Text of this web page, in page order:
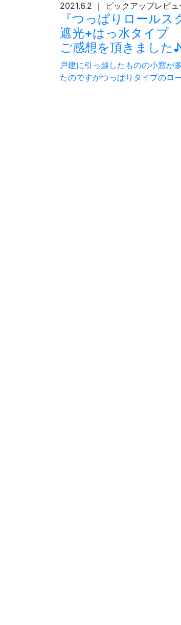
2021.6.2
｜ ピックアップレビュ
『つっぱりロール
遮光+はっ水タイプ
ご感想を頂きました♪
戸建に引っ越したものの小窓が
たのですがつっぱりタイプのロ